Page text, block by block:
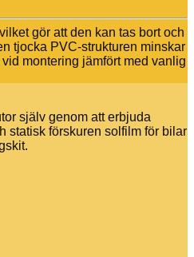
gör att den kan tas bort och
tjocka PVC-strukturen minskar
montering jämfört med vanlig
själv genom att erbjuda
statisk förskuren solfilm för bilar